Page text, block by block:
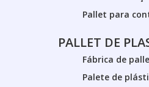
Pallet para
PALLET DE
Fábrica de
Palete de